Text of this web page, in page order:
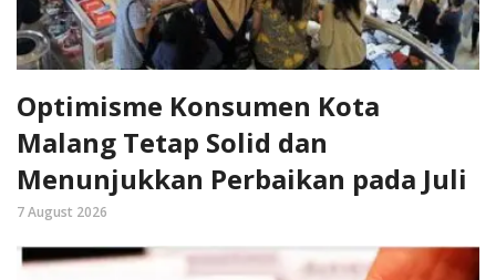
Optimisme Konsumen Kota
Malang Tetap Solid dan
Menunjukkan Perbaikan pada Juli
7 August 2026